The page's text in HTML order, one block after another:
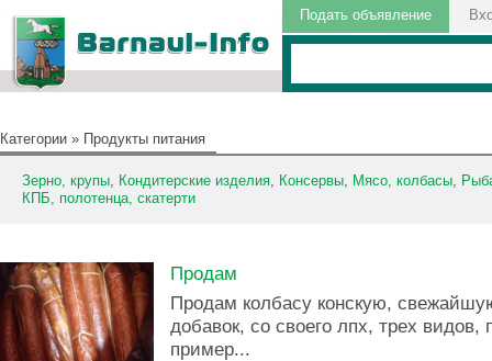
Подать объявление
Категории » Продукты питания
Зерно, крупы, Кондитерские изделия, Консервы, Мясо, колбасы,
КПБ, полотенца, скатерти
Продам
Продам колбасу конскую,
добавок, со своего лпх, трех видов,
пример...